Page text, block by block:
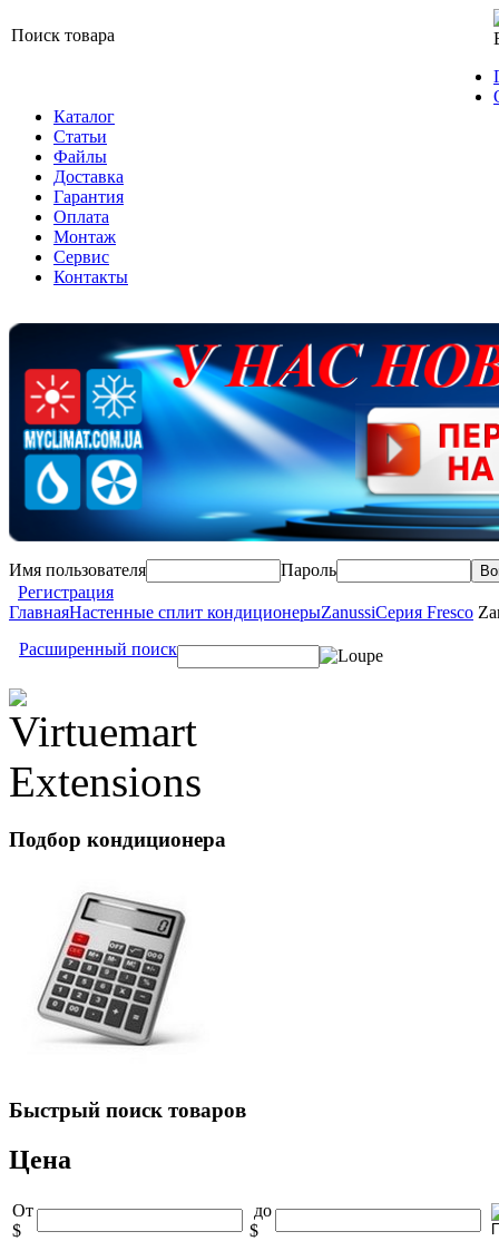
Каталог
Статьи
Файлы
Доставка
Гарантия
Оплата
Монтаж
Сервис
Контакты
Имя пользователя
Пароль
Регистрация
ГлавнаяНастенные сплит кондиционерыZanussiСерия Fresco
Поиск товара
Расширенный поиск
Подбор кондиционера
Быстрый поиск товаров
Цена
От
$
до
$